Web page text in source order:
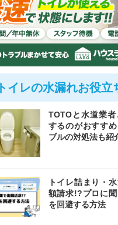
トイレの水漏れお役立
TOTOと水道業
するのがおすす
ブルの対処法も紹
トイレ詰まり・
額請求!?プロに
を回避する方法